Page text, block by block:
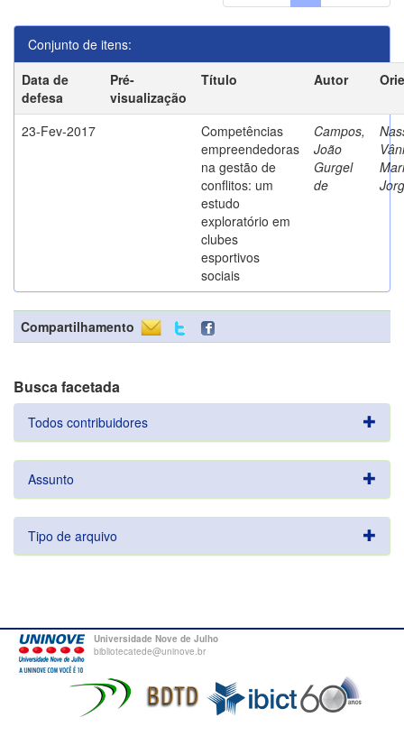
Conjunto de itens:
Data de
defesa
Pré-
visualização
Título Autor
23-Fev-2017
Competências
empreendedoras
na gestão de
conflitos: um
estudo
exploratório em
clubes
esportivos
sociais
Campos,
João
Gurgel
de
Compartilhamento
Busca facetada
Todos contribuidores
Assunto
Tipo de arquivo
Universidade Nove de Julho
bibliotecatede@uninove.br